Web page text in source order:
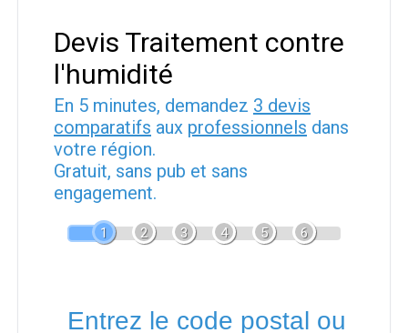
Devis Traitement contre
l'humidité
En 5 minutes, demandez 3 devis
comparatifs aux professionnels dans
votre région.
Gratuit, sans pub et sans
engagement.
1 2 3 4 5 6
Entrez le code postal ou